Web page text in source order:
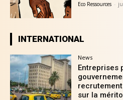
Eco Ressources -
INTERNATIONAL
News
Entreprises
sur la